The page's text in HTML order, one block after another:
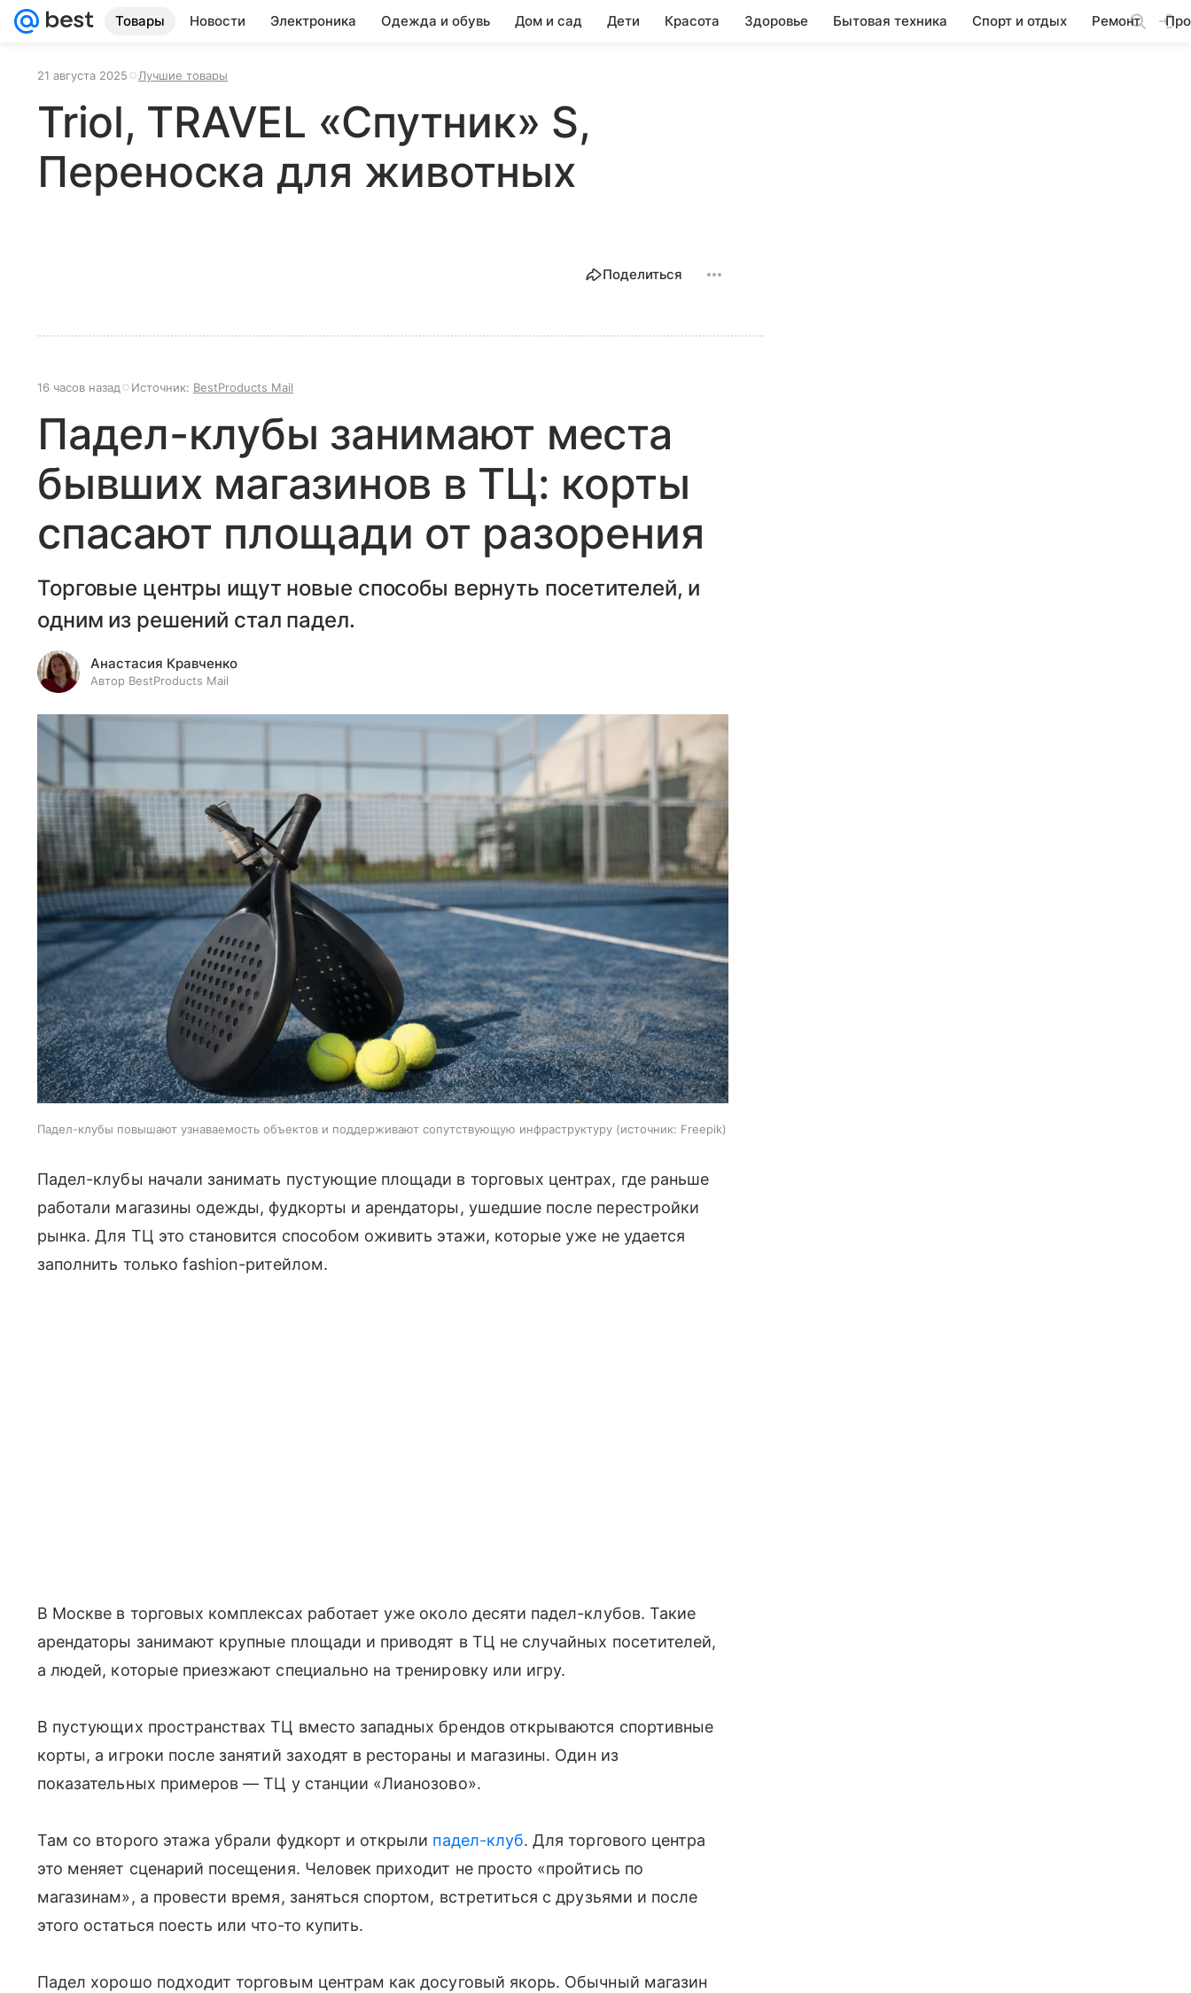
Товары Новости Электроника Одежда и обувь Дом и сад Дети Красота Здоровье Бытовая техника Спорт и отдых Ремонт
21 августа 2025 Лучшие товары
Triol, TRAVEL «Спутник» S,
Переноска для животных
Поделиться
16 часов назад Источник: BestProducts Mail
Падел-клубы занимают места
бывших магазинов в ТЦ: корты
спасают площади от разорения
Торговые центры ищут новые способы вернуть посетителей, и
одним из решений стал падел.
Анастасия Кравченко
Автор BestProducts Mail
Падел-клубы повышают узнаваемость объектов и поддерживают сопутствующую инфраструктуру источник: Freepik
Падел-клубы начали занимать пустующие площади в торговых центрах, где раньше
работали магазины одежды, фудкорты и арендаторы, ушедшие после перестройки
рынка. Для ТЦ это становится способом оживить этажи, которые уже не удается
заполнить только fashion-ритейлом.
В Москве в торговых комплексах работает уже около десяти падел-клубов. Такие
арендаторы занимают крупные площади и приводят в ТЦ не случайных посетителей,
а людей, которые приезжают специально на тренировку или игру.
В пустующих пространствах ТЦ вместо западных брендов открываются спортивные
корты, а игроки после занятий заходят в рестораны и магазины. Один из
показательных примеров — ТЦ у станции «Лианозово».
Там со второго этажа убрали фудкорт и открыли падел-клуб. Для торгового центра
это меняет сценарий посещения. Человек приходит не просто «пройтись по
магазинам», а провести время, заняться спортом, встретиться с друзьями и после
этого остаться поесть или что-то купить.
Падел хорошо подходит торговым центрам как досуговый якорь. Обычный магазин